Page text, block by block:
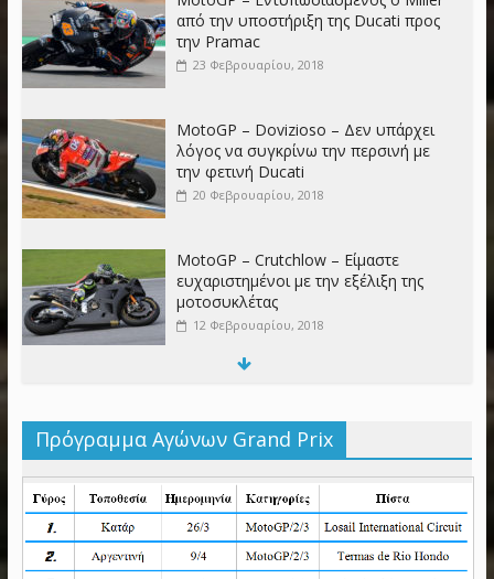
από την υποστήριξη της Ducati προς
την Pramac
23 Φεβρουαρίου, 2018
MotoGP – Dovizioso – Δεν υπάρχει
λόγος να συγκρίνω την περσινή με
την φετινή Ducati
20 Φεβρουαρίου, 2018
MotoGP – Crutchlow – Είμαστε
ευχαριστημένοι με την εξέλιξη της
μοτοσυκλέτας
12 Φεβρουαρίου, 2018
6 Φεβρουαρίου, 2018
MotoGP – Tech 3 – Η αναζήτηση
αναβάτη συνεχίζεται
2 Φεβρουαρίου, 2018
Πρόγραμμα Αγώνων Grand Prix